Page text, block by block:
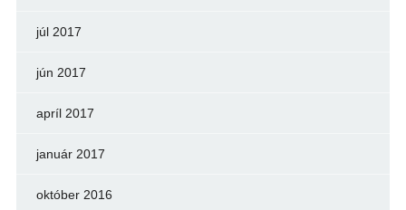
júl 2017
jún 2017
apríl 2017
január 2017
október 2016